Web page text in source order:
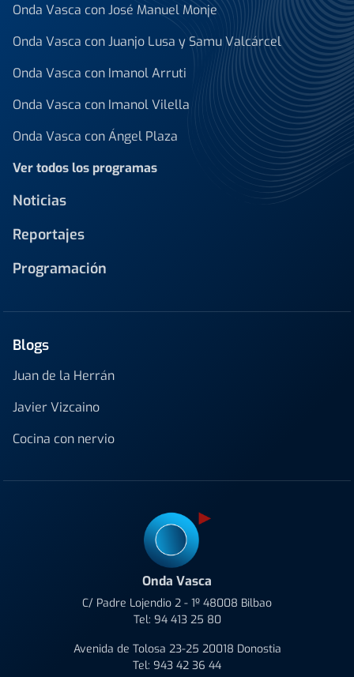
Onda Vasca con José Manuel Monje
Onda Vasca con Juanjo Lusa y Samu Valcárcel
Onda Vasca con Imanol Arruti
Onda Vasca con Imanol Vilella
Onda Vasca con Ángel Plaza
Ver todos los programas
Noticias
Reportajes
Programación
Blogs
Juan de la Herrán
Javier Vizcaino
Cocina con nervio
Onda Vasca
C/ Padre Lojendio 2 - 1º 48008 Bilbao
Tel: 94 413 25 80
Avenida de Tolosa 23-25 20018 Donostia
Tel: 943 42 36 44